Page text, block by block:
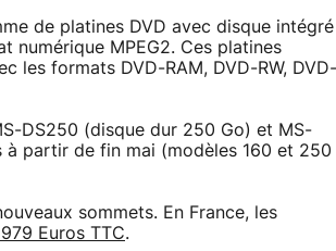
de platines DVD avec disque intégré
numérique MPEG2. Ces platines
les formats DVD-RAM, DVD-RW, DVD-
DS250 (disque dur 250 Go) et MS-
partir de fin mai (modèles 160 et 250
sommets. En France, les
Euros TTC.